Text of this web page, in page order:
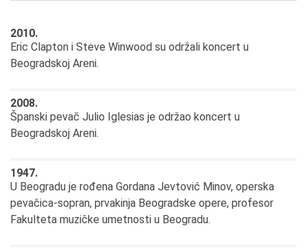
2010.
Eric Clapton i Steve Winwood su održali koncert u
Beogradskoj Areni.
2008.
Španski pevač Julio Iglesias je održao koncert u
Beogradskoj Areni.
1947.
U Beogradu je rođena Gordana Jevtović Minov, operska
pevačica-sopran, prvakinja Beogradske opere, profesor
Fakulteta muzičke umetnosti u Beogradu.